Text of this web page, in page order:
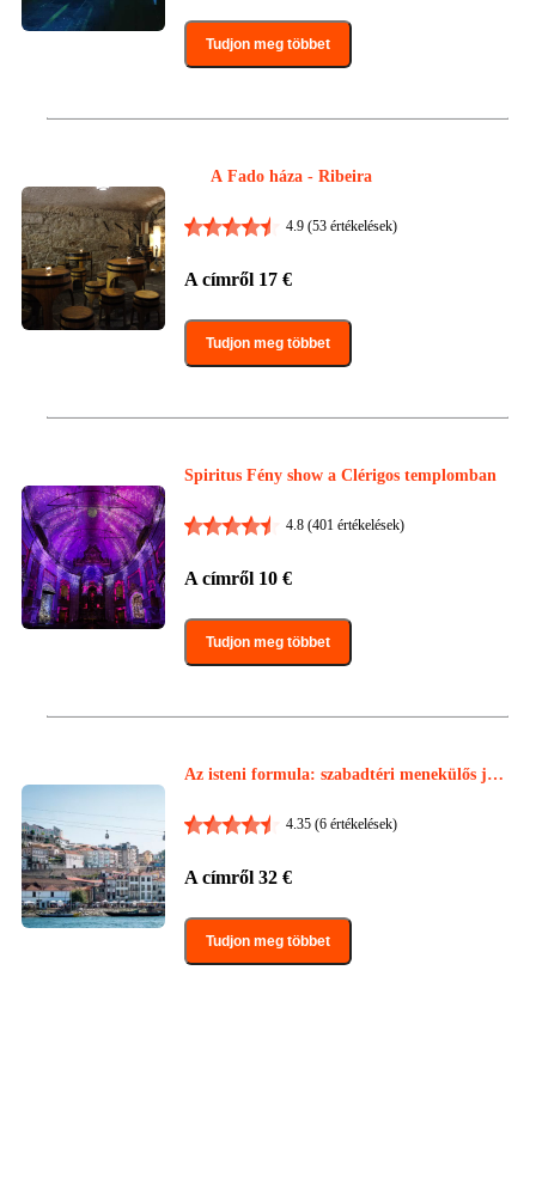
Tudjon meg többet
A Fado háza - Ribeira
4.9 (53 értékelések)
A címről 17 €
Tudjon meg többet
Spiritus Fény show a Clérigos templomban
4.8 (401 értékelések)
A címről 10 €
Tudjon meg többet
Az isteni formula: szabadtéri menekülős ját
4.35 (6 értékelések)
A címről 32 €
Tudjon meg többet